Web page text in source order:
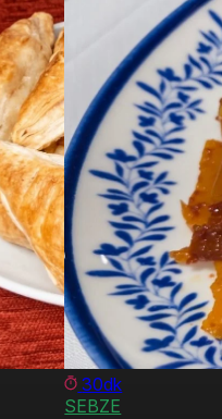
30dk
SEBZE